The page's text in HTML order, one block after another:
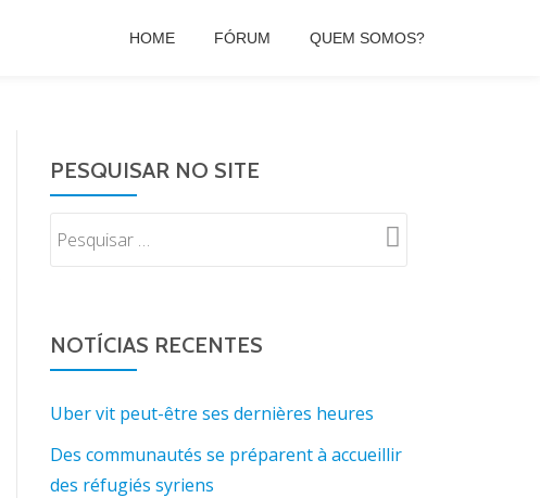
HOME FÓRUM QUEM SOMOS?
PESQUISAR NO SITE
NOTÍCIAS RECENTES
Uber vit peut-être ses dernières heures
Des communautés se préparent à accueillir
des réfugiés syriens